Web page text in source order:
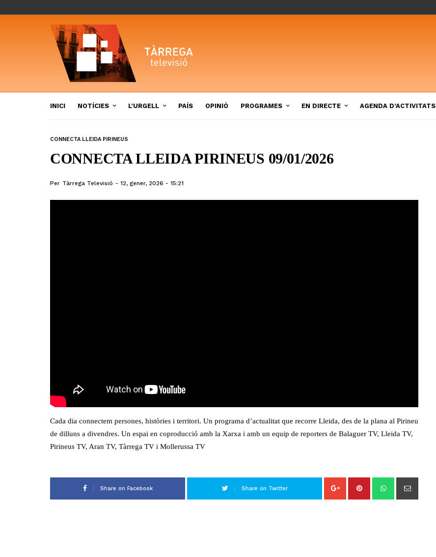
INICI NOTÍCIES L’URGELL PAÍS OPINIÓ PROGRAMES EN DIRECTE AGENDA D’ACTIVITATS
CONNECTA LLEIDA PIRINEUS
CONNECTA LLEIDA PIRINEUS 09/01/2026
Per Tàrrega Televisió 12, gener, 2026 - 15:21
Cada dia connectem persones, històries i territori. Un programa d’actualitat que recorre Lleida, des de la plana al Pirineu
de dilluns a divendres. Un espai en coproducció amb la Xarxa i amb un equip de reporters de Balaguer TV, Lleida TV,
Pirineus TV, Aran TV, Tàrrega TV i Mollerussa TV
Share on Facebook Share on Twitter